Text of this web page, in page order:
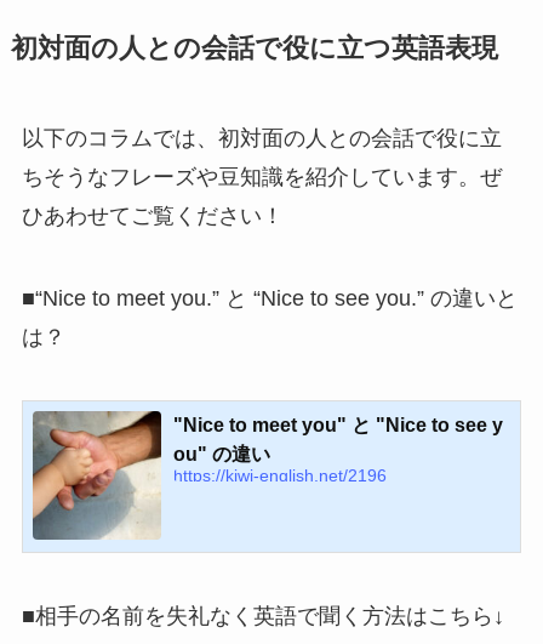
初対面の人との会話で役に立つ英語表現
以下のコラムでは、初対面の人との会話で役に立
ちそうなフレーズや豆知識を紹介しています。ぜ
ひあわせてご覧ください！
■“Nice to meet you.” と “Nice to see you.” の違いと
は？
"Nice to meet you" と "Nice to see y
ou" の違い
https://kiwi-english.net/2196
■相手の名前を失礼なく英語で聞く方法はこちら↓